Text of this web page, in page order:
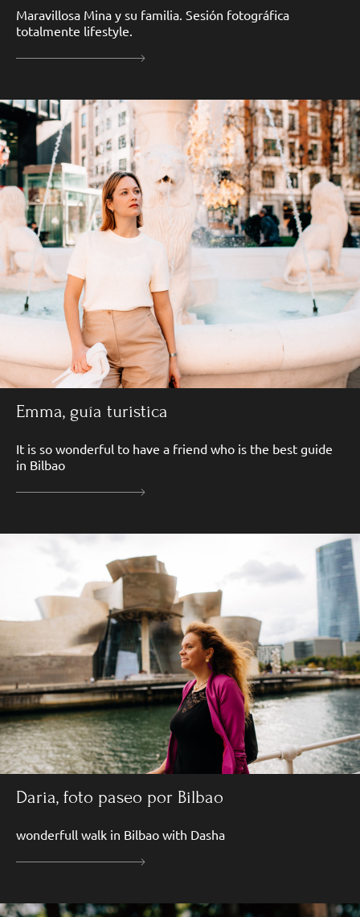
Maravillosa Mina y su familia. Sesión fotográfica
totalmente lifestyle.
Emma, guía turistica
It is so wonderful to have a friend who is the best guide
in Bilbao
Daria, foto paseo por Bilbao
wonderfull walk in Bilbao with Dasha